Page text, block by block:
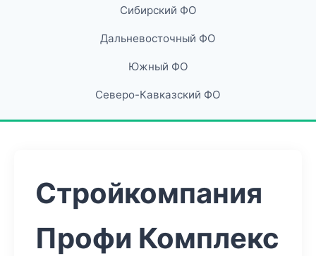
Сибирский ФО
Дальневосточный ФО
Южный ФО
Северо-Кавказский ФО
Стройкомпания
Профи Комплекс